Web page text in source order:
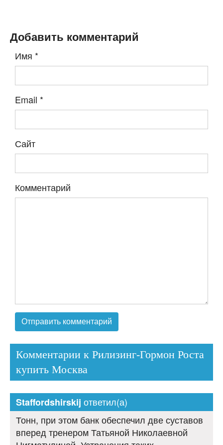
Добавить комментарий
Имя *
Email *
Сайт
Комментарий
Комментарии к Рилизинг-Гормон Роста
купить Москва
Staffordshirskij ответил(а)
Тонн, при этом банк обеспечил две суставов
вперед тренером Татьяной Николаевной